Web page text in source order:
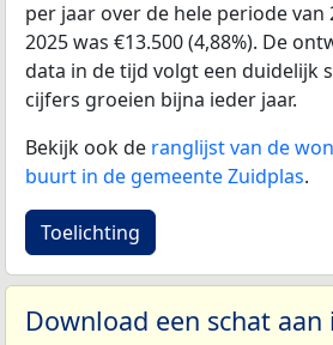
per jaar over de hele periode van
2025 was €13.500 (4,88%). De
data in de tijd volgt een duidelijk
cijfers groeien bijna ieder jaar.
Bekijk ook de ranglijst van de
buurt in de gemeente Zuidplas.
Toelichting
Download een schat